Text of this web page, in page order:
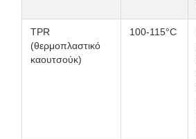
TPR
(θερμοπλαστικό
καουτσούκ)
100-115°C